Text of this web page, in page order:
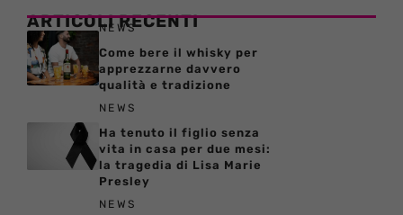
ARTICOLI RECENTI
NEWS
Come bere il whisky per
apprezzarne davvero
qualità e tradizione
NEWS
Ha tenuto il figlio senza
vita in casa per due mesi:
la tragedia di Lisa Marie
Presley
NEWS